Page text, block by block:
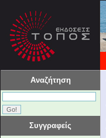
Αναζήτηση
Συγγραφείς